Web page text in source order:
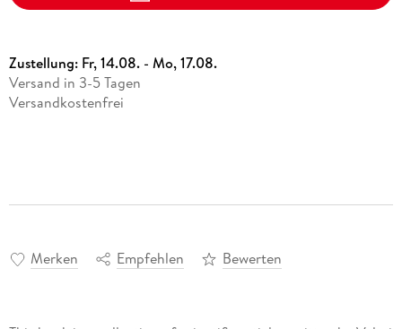
Zustellung: Fr, 14.08. - Mo, 17.08.
Versand in 3-5 Tagen
Versandkostenfrei
Merken Empfehlen Bewerten